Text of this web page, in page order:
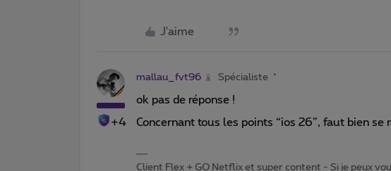
J'aime
+4
mallau_fvt96 Spécialiste
ok pas de réponse !
Concernant tous les points “ios 26”, faut bien se
Client Flex + GO Netflix et super content - Si je peux